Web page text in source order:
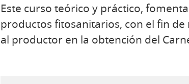
Este curso teórico y práctico,
productos fitosanitarios, con el fin
al productor en la obtención del